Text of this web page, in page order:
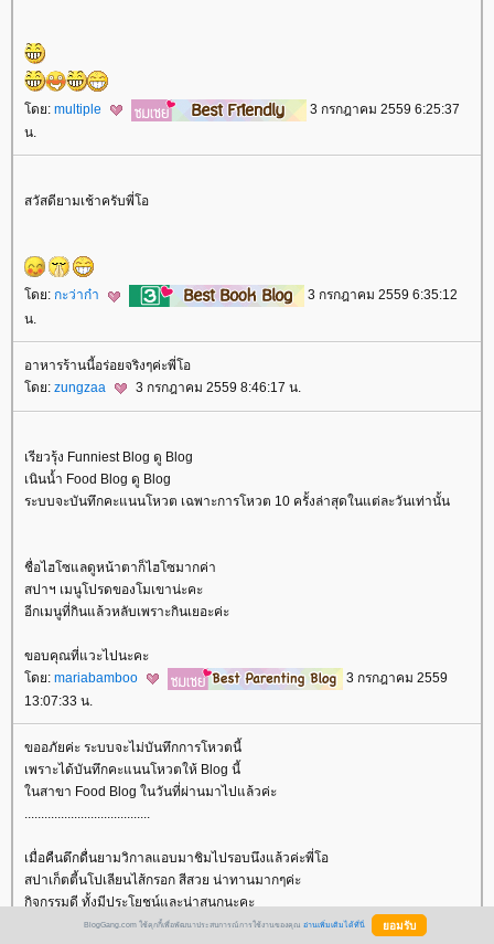
ดย: multiple
3 กรกฎาคม 2559 6:25:37
น.
สวัสดียามเช้าครับพี่โอ
ดย: กะว่าก๋า
3 กรกฎาคม 2559 6:35:12
น.
อาหารร้านนี้อร่อยจริงๆค่ะพี่โอ
ดย: zungzaa 3 กรกฎาคม 2559 8:46:17 น.
เรียวรุ้ง Funniest Blog ดู Blog
เนินน้ำ Food Blog ดู Blog
ระบบจะบันทึกคะแนนโหวต เฉพาะการโหวต 10 ครั้งล่าสุดในแต่ละวันเท่านั้น
ชื่อไฮโซแลดูหน้าตาก็ไฮโซมากค่า
สปาฯ เมนูโปรดของโมเขาน่ะคะ
อีกเมนูที่กินแล้วหลับเพราะกินเยอะค่ะ
ขอบคุณที่แวะไปนะคะ
ดย: mariabamboo
3 กรกฎาคม 2559
13:07:33 น.
ขออภัยค่ะ ระบบจะไม่บันทึกการโหวตนี้
เพราะได้บันทึกคะแนนโหวตให้ Blog นี้
นสาขา Food Blog ในวันที่ผ่านมาไปแล้วค่ะ
......................................
เมื่อคืนดึกดื่นยามวิกาลแอบมาชิมไปรอบนึงแล้วค่ะพี่โอ
สปาเก็ตตี้นโปเลียนไส้กรอก สีสวย น่าทานมากๆค่ะ
กิจกรรมดี ทั้งมีประโยชน์และน่าสนุกนะคะ
ขอบคุณพี่โอมากค่ะBlogGang.com ใช้คุกกี้เพื่อพัฒนาประสบการณ์การใช้งานของคุณ อ่านเพิ่มเติมได้ที่นี่